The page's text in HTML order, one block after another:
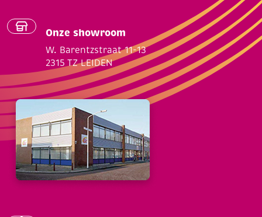
Onze showroom
W. Barentzstraat 11-13
2315 TZ LEIDEN